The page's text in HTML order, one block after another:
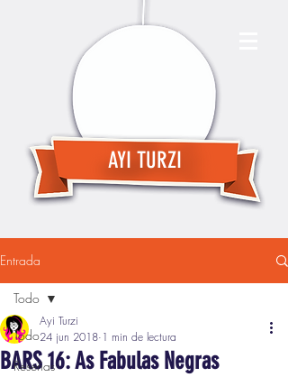
AYI TURZI
Entrada
Todo
Reseñas
Todo
BARS 16: As Fabulas Negras
Ayi Turzi
24 jun 2018 1 min de lectura